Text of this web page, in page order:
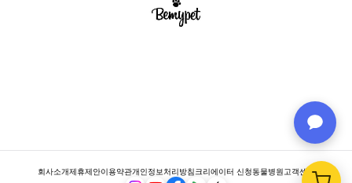
회사소개제휴제안이용약관개인정보처리방침크리에이터 신청동물병원고객센터